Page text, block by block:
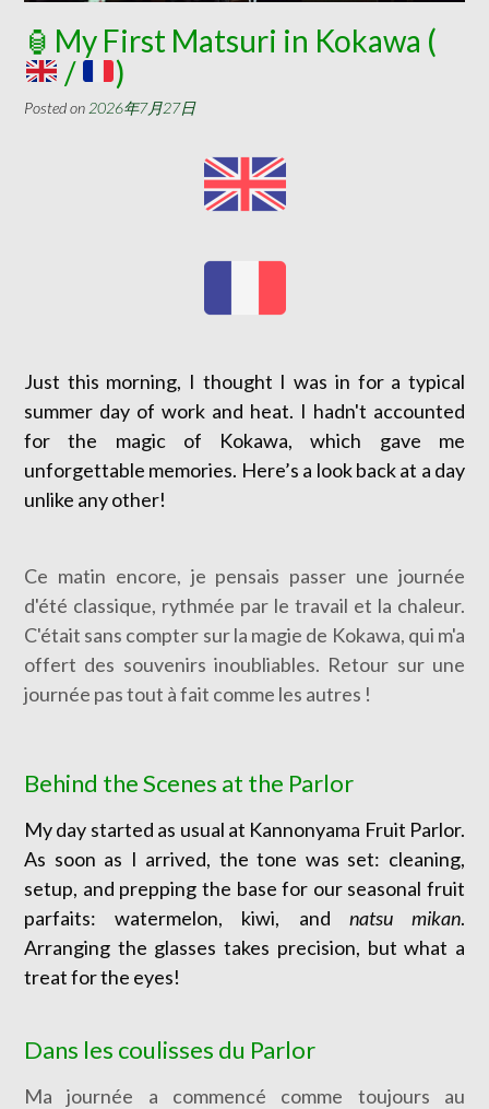
🏮 My First Matsuri in Kokawa (
/
)
Posted on 2026年7月27日
Just this morning, I thought I was in for a typical
summer day of work and heat. I hadn't accounted
for the magic of Kokawa, which gave me
unforgettable memories. Here’s a look back at a day
unlike any other!
Ce matin encore, je pensais passer une journée
d'été classique, rythmée par le travail et la chaleur.
C'était sans compter sur la magie de Kokawa, qui m'a
offert des souvenirs inoubliables. Retour sur une
journée pas tout à fait comme les autres !
Behind the Scenes at the Parlor
My day started as usual at Kannonyama Fruit Parlor.
As soon as I arrived, the tone was set: cleaning,
setup, and prepping the base for our seasonal fruit
parfaits: watermelon, kiwi, and natsu mikan.
Arranging the glasses takes precision, but what a
treat for the eyes!
Dans les coulisses du Parlor
Ma journée a commencé comme toujours au